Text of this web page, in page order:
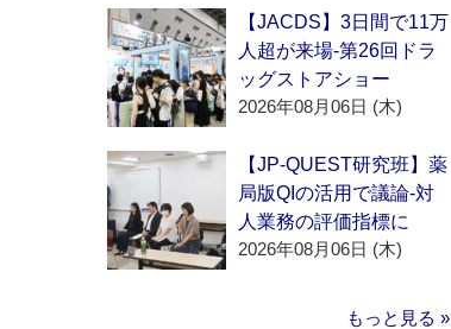
【JACDS】3日間で11万
人超が来場‐第26回ドラ
ッグストアショー
2026年08月06日 (木)
【JP-QUEST研究班】薬
局版QIの活用で議論‐対
人業務の評価指標に
2026年08月06日 (木)
もっと見る »